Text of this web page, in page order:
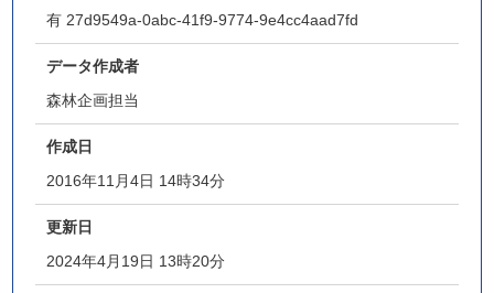
有 27d9549a-0abc-41f9-9774-9e4cc4aad7fd
データ作成者
森林企画担当
作成日
2016年11月4日 14時34分
更新日
2024年4月19日 13時20分